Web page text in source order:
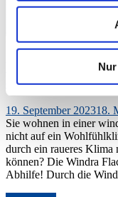
WAREMA
einen Namen
Veröffentlicht
am
19. September 202318.
Sie wohnen in einer
nicht auf ein
durch ein raueres Klima
können? Die Windra
Abhilfe! Durch die